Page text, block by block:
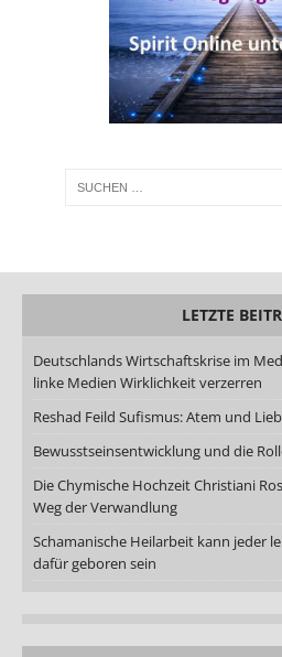
LETZTE
Deutschlands Wirtschaftskrise im
linke Medien Wirklichkeit verzerren
Reshad Feild Sufismus: Atem und
Bewusstseinsentwicklung und die
Die Chymische Hochzeit Christiani
Weg der Verwandlung
Schamanische Heilarbeit kann jeder
dafür geboren sein